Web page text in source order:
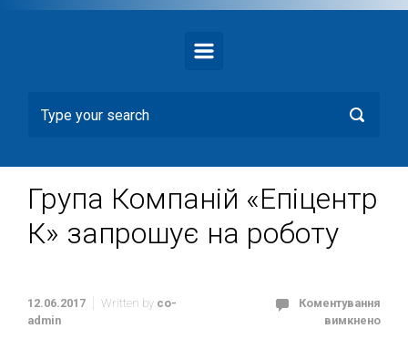
Група Компаній «Епіцентр
К» запрошує на роботу
12.06.2017 Written by co-
admin
Коментування
вимкнено